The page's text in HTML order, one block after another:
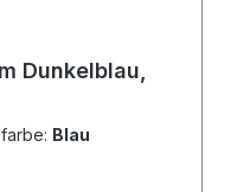
Dunkelblau,
Blau